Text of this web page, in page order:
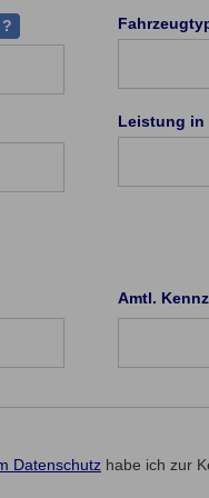
jedem Hersteller
?
(PKW) hat
Leistung in
Vertrags-/ Amtl.
Datenschutz habe ich zur